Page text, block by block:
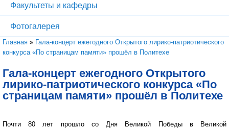
Факультеты и кафедры
Фотогалерея
Вы здесь
Главная » Гала-концерт ежегодного Открытого лирико-патриотического
конкурса «По страницам памяти» прошёл в Политехе
Гала-концерт ежегодного Открытого
лирико-патриотического конкурса «По
страницам памяти» прошёл в Политехе
Почти 80 лет прошло со Дня Великой Победы в Великой